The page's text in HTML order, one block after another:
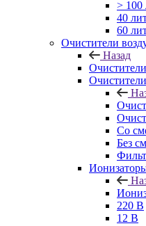
> 100
40
60
Очистители
Назад
Cо
Без
220 В
12 В